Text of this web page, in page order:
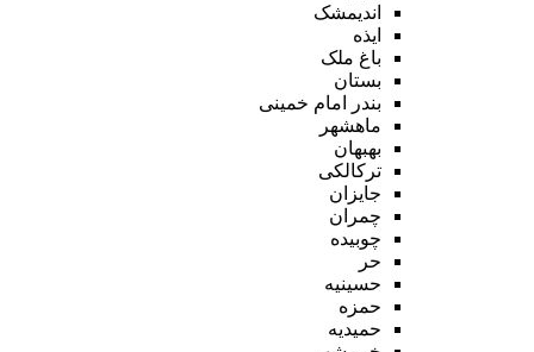
اندیمشک
ایذه
باغ ملک
بستان
بندر امام خمینی
ماهشهر
بهبهان
ترکالکی
جایزان
چمران
چوبیده
حر
حسینیه
حمزه
حمیدیه